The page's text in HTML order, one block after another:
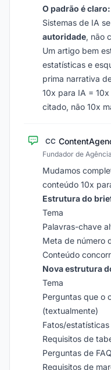
O padrão é claro:
Sistemas de IA
autoridade, não
Um artigo bem
estatísticas e
prima narrativa
10x para IA =
citado, não 10x
CC
Fundador de
Mudamos
conteúdo 10x
Estrutura do
Tema
Palavras-chave
Meta de número
Conteúdo
Nova estrutura
Tema
Perguntas que o
(textualmente)
Fatos/
Requisitos de
Perguntas de
Requisitos de